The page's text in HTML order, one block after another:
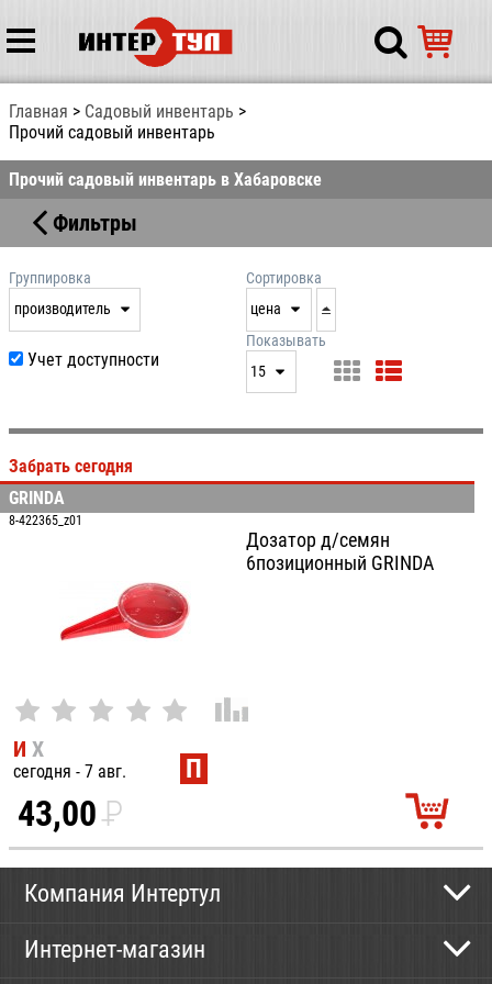
Главная
Садовый инвентарь
Прочий садовый инвентарь
Прочий садовый инвентарь в Хабаровске
Фильтры
Группировка
производитель
производитель
Сортировка
цена
дата
цена
артикул
Учет доступности
Показывать
15
25
Забрать сегодня
GRINDA
8-422365_z01
Дозатор д/семян
6позиционный GRINDA
И Х
сегодня - 7 авг. П
43,00P
УБ.
Компания Интертул
Новости
Интернет-магазин